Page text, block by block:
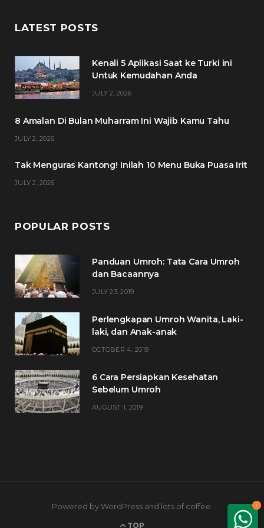
1
c
b
t
a
e
LATEST POSTS
Kenali 5 Aplikasi Saat ke Turki ini
Untuk Kemudahan Anda
JULY 2, 2026
8 Amalan Di Bulan Muharram Ini Wajib Kamu Tahu
JULY 2, 2026
Tak Menguras Kantong! Inilah 10 Menu Buka Puasa Irit
JULY 2, 2026
POPULAR POSTS
Panduan Umroh: Tata Cara Umroh
dan Bacaannya
JULY 23, 2019
Perlengkapan Umroh Wanita, Laki-
laki, dan Anak-anak
OCTOBER 4, 2019
6 Cara Persiapkan Kesehatan
Sebelum Umroh
AUGUST 1, 2019
Powered by WordPress and lots of coffee.
TOP